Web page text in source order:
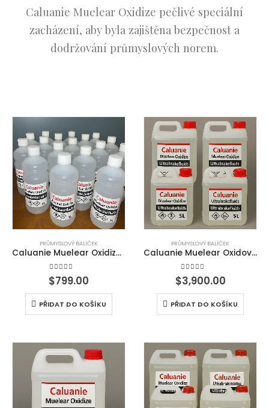
Caluanie Muelear Oxidize pečlivé speciální
zacházení, aby byla zajištěna bezpečnost a
dodržování průmyslových norem.
PRŮMYSLOVÝ BALÍČEK
Caluanie Muelear Oxidize 1 litr
4.67z 5
$799.00
PŘIDAT DO KOŠÍKU
PRŮMYSLOVÝ BALÍČEK
Caluanie Muelear Oxidovat – 5L
4.90z 5
$3,900.00
PŘIDAT DO KOŠÍKU